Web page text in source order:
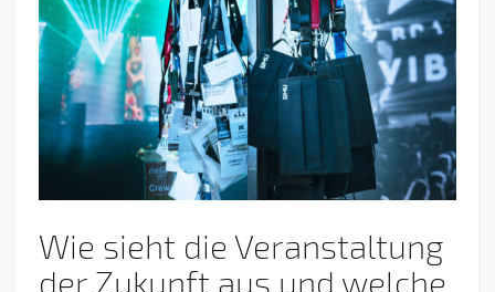
Wie sieht die Veranstaltung
der Zukunft aus und welche